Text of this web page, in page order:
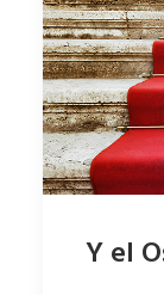
Y el